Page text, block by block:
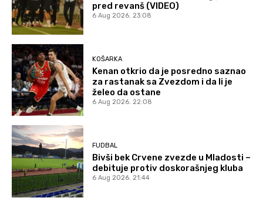
pred revanš (VIDEO)
6 Aug 2026. 23:08
KOŠARKA
Kenan otkrio da je posredno saznao
za rastanak sa Zvezdom i da li je
želeo da ostane
6 Aug 2026. 22:08
FUDBAL
Bivši bek Crvene zvezde u Mladosti –
debituje protiv doskorašnjeg kluba
6 Aug 2026. 21:44